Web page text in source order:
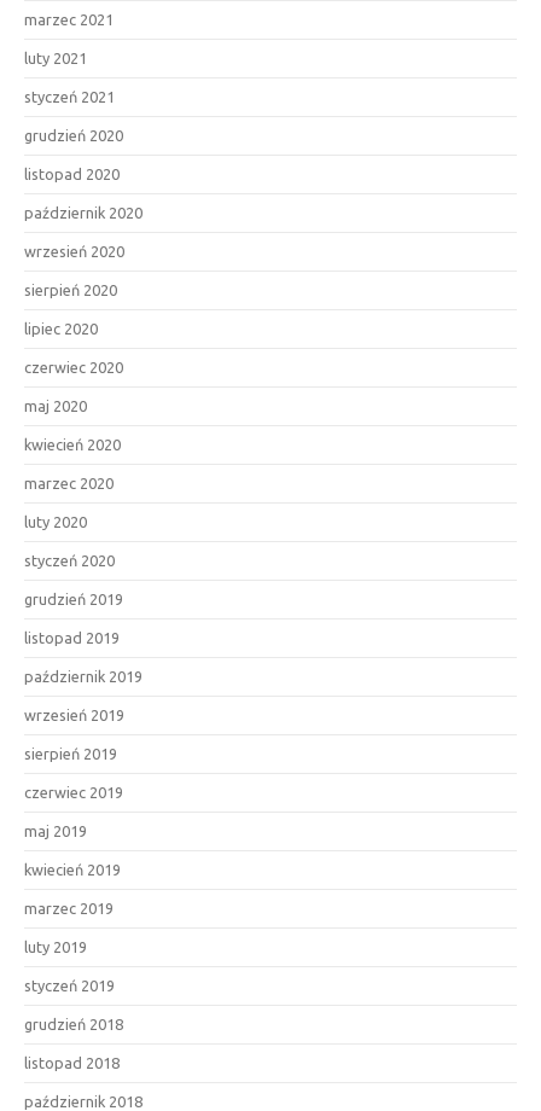
marzec 2021
luty 2021
styczeń 2021
grudzień 2020
listopad 2020
październik 2020
wrzesień 2020
sierpień 2020
lipiec 2020
czerwiec 2020
maj 2020
kwiecień 2020
marzec 2020
luty 2020
styczeń 2020
grudzień 2019
listopad 2019
październik 2019
wrzesień 2019
sierpień 2019
czerwiec 2019
maj 2019
kwiecień 2019
marzec 2019
luty 2019
styczeń 2019
grudzień 2018
listopad 2018
październik 2018